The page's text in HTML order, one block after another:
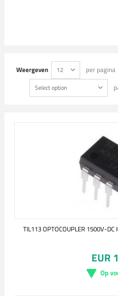
Weergeven 12 per pagina
Select option
TIL113 OPTOCOUPLER 1500V-
EUR
Op